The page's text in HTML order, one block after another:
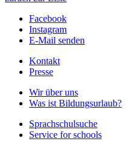
Facebook
Instagram
E-Mail senden
Kontakt
Presse
Wir über uns
Was ist Bildungsurlaub?
Sprachschulsuche
Service for schools